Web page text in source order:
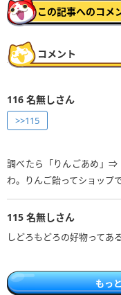
この記事へのコメ
コメント
116 名無しさん
>>115
調べたら「りんごあめ」
わ。りんご飴ってショップ
115 名無しさん
しどろもどろの好物ってあ
もっ